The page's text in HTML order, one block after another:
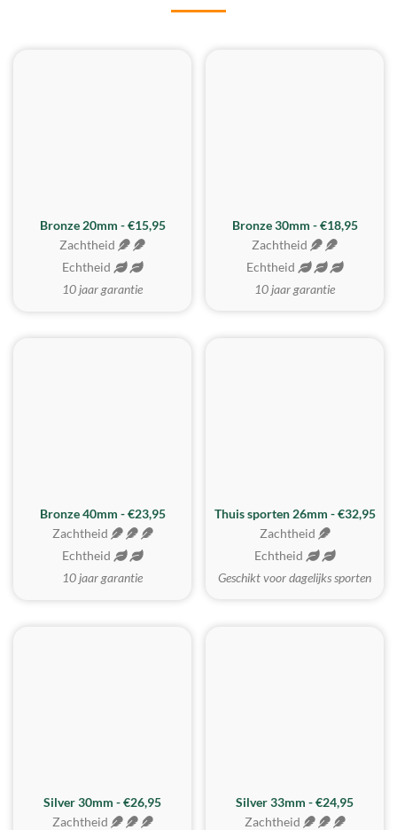
Bronze 20mm - €15,95
Zachtheid
Echtheid
10 jaar garantie
BESTE KOOP
Bronze 30mm - €18,95
Zachtheid
Echtheid
10 jaar garantie
Bronze 40mm - €23,95
Zachtheid
Echtheid
10 jaar garantie
Thuis sporten 26mm - €32,95
Zachtheid
Echtheid
Geschikt voor dagelijks sporten
Silver 30mm - €26,95
Zachtheid
Silver 33mm - €24,95
Zachtheid